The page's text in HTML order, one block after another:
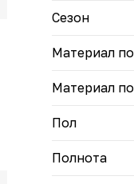
Слипоны
Сезон
Материал
Материал
Пол
Полнота